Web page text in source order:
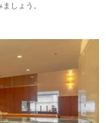
しょう。